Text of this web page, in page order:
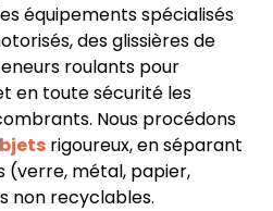
équipements spécialisés
des glissières de
roulants pour
en toute sécurité les
Nous procédons
rigoureux, en séparant
(verre, métal, papier,
non recyclables.